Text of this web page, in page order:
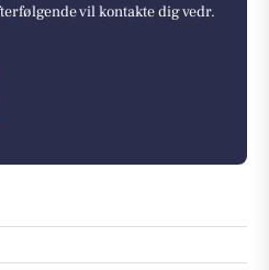
vil kontakte dig vedr.